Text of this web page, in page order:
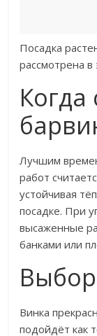
Посадка
рассмотрена в
Когда
Лучшим
работ
устойчивая
посадке. При
высаженные
банками или
Винка
подойдёт как